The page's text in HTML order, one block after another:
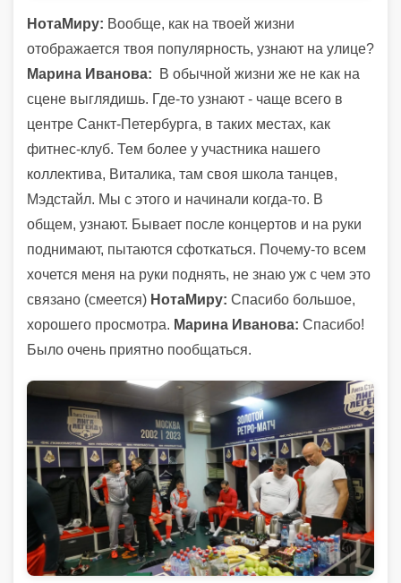
НотаМиру: Вообще, как на твоей жизни
отображается твоя популярность, узнают на улице?
Марина Иванова:
В обычной жизни же не как на
сцене выглядишь. Где-то узнают - чаще всего в
центре Санкт-Петербурга, в таких местах, как
фитнес-клуб. Тем более у участника нашего
коллектива, Виталика, там своя школа танцев,
Мэдстайл. Мы с этого и начинали когда-то. В
общем, узнают. Бывает после концертов и на руки
поднимают, пытаются сфоткаться. Почему-то всем
хочется меня на руки поднять, не знаю уж с чем это
связано (смеется) НотаМиру: Спасибо большое,
хорошего просмотра. Марина Иванова: Спасибо!
Было очень приятно пообщаться.